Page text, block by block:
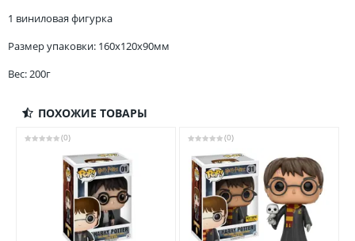
1 виниловая фигурка
Размер упаковки: 160x120x90мм
Вес: 200г
ПОХОЖИЕ ТОВАРЫ
(0) (0)